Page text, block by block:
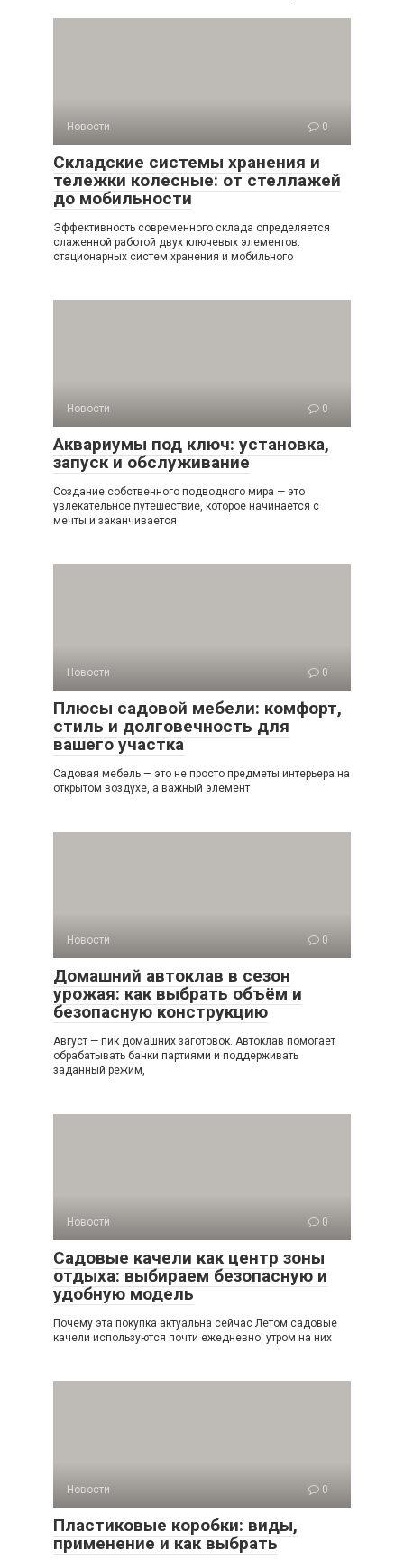
Новости 0
Складские системы хранения и
тележки колесные: от стеллажей
до мобильности
Эффективность современного склада определяется
слаженной работой двух ключевых элементов:
стационарных систем хранения и мобильного
Новости 0
Аквариумы под ключ: установка,
запуск и обслуживание
Создание собственного подводного мира — это
увлекательное путешествие, которое начинается с
мечты и заканчивается
Новости 0
Плюсы садовой мебели: комфорт,
стиль и долговечность для
вашего участка
Садовая мебель — это не просто предметы интерьера на
открытом воздухе, а важный элемент
Новости 0
Домашний автоклав в сезон
урожая: как выбрать объём и
безопасную конструкцию
Август — пик домашних заготовок. Автоклав помогает
обрабатывать банки партиями и поддерживать
заданный режим,
Новости 0
Садовые качели как центр зоны
отдыха: выбираем безопасную и
удобную модель
Почему эта покупка актуальна сейчас Летом садовые
качели используются почти ежедневно: утром на них
Новости 0
Пластиковые коробки: виды,
применение и как выбрать